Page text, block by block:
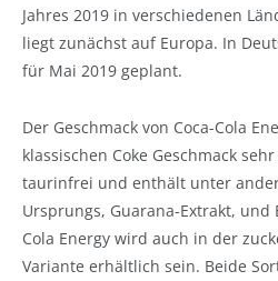
Jahres 2019 in verschiedenen
liegt zunächst auf Europa. In
für Mai 2019 geplant.
Der Geschmack von Coca-Cola
klassischen Coke Geschmack
taurinfrei und enthält unter
Ursprungs, Guarana-Extrakt, und
Cola Energy wird auch in der
Variante erhältlich sein. Beide